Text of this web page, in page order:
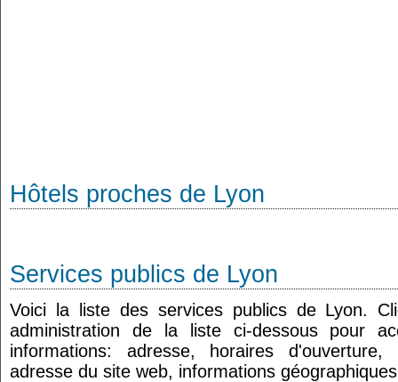
Hôtels proches de Lyon
Services publics de Lyon
Voici la liste des services publics de Lyon.
administration de la liste ci-dessous pour
informations: adresse, horaires
adresse du site web, informations